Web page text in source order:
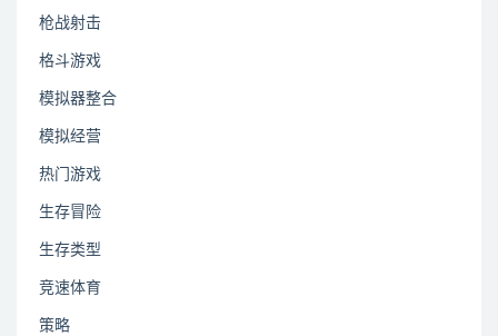
枪战射击
格斗游戏
模拟器整合
模拟经营
热门游戏
生存冒险
生存类型
竞速体育
策略